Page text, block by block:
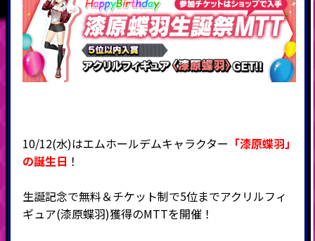
10/12(水)はエムホールデムキャラクター 「漆原蝶羽」
の誕生日 ！
生誕記念で無料＆チケット制で5位までアクリルフィ
ギュア(漆原蝶羽)獲得のMTTを開催！